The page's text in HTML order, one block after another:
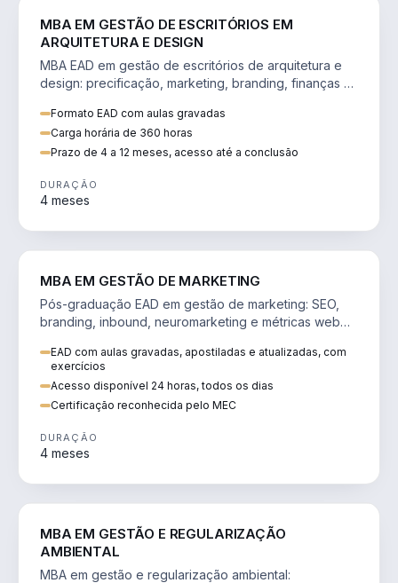
MBA EM GESTÃO DE ESCRITÓRIOS EM
ARQUITETURA E DESIGN
MBA EAD em gestão de escritórios de arquitetura e
design: precificação, marketing, branding, finanças e
Formato EAD com aulas gravadas
Carga horária de 360 horas
Prazo de 4 a 12 meses, acesso até a conclusão
DURAÇÃO
4 meses
MBA EM GESTÃO DE MARKETING
Pós-graduação EAD em gestão de marketing: SEO,
branding, inbound, neuromarketing e métricas web
EAD com aulas gravadas, apostiladas e atualizadas, com
exercícios
Acesso disponível 24 horas, todos os dias
Certificação reconhecida pelo MEC
DURAÇÃO
4 meses
MBA EM GESTÃO E REGULARIZAÇÃO
AMBIENTAL
MBA em gestão e regularização ambiental: